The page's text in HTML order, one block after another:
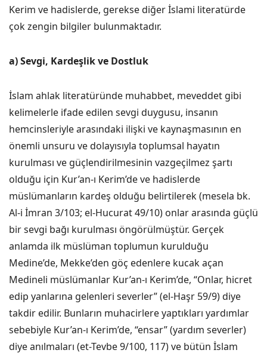
Kerim ve hadislerde, gerekse diğer İslami literatürde
çok zengin bilgiler bulunmaktadır.
a) Sevgi, Kardeşlik ve Dostluk
İslam ahlak literatüründe muhabbet, meveddet gibi
kelimelerle ifade edilen sevgi duygusu, insanın
hemcinsleriyle arasındaki ilişki ve kaynaşmasının en
önemli unsuru ve dolayısıyla toplumsal hayatın
kurulması ve güçlendirilmesinin vazgeçilmez şartı
olduğu için Kur’an-ı Kerim’de ve hadislerde
müslümanların kardeş olduğu belirtilerek (mesela bk.
Al-i İmran 3/103; el-Hucurat 49/10) onlar arasında güçlü
bir sevgi bağı kurulması öngörülmüştür. Gerçek
anlamda ilk müslüman toplumun kurulduğu
Medine’de, Mekke’den göç edenlere kucak açan
Medineli müslümanlar Kur’an-ı Kerim’de, “Onlar, hicret
edip yanlarına gelenleri severler” (el-Haşr 59/9) diye
takdir edilir. Bunların muhacirlere yaptıkları yardımlar
sebebiyle Kur’an-ı Kerim’de, “ensar” (yardım severler)
diye anılmaları (et-Tevbe 9/100, 117) ve bütün İslam